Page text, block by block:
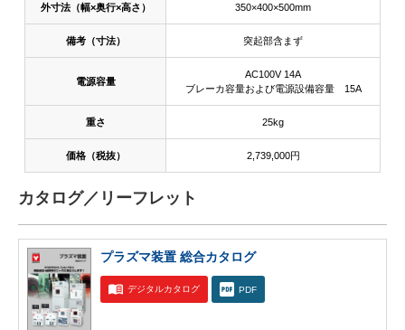
外寸法（幅×奥行×高さ） 350×400×500mm
備考（寸法） 突起部含まず
電源容量
AC100V 14A
ブレーカ容量および電源設備容量 15A
重さ 25kg
価格（税抜） 2,739,000円
カタログ／リーフレット
プラズマ装置 総合カタログ
デジタルカタログ PDF